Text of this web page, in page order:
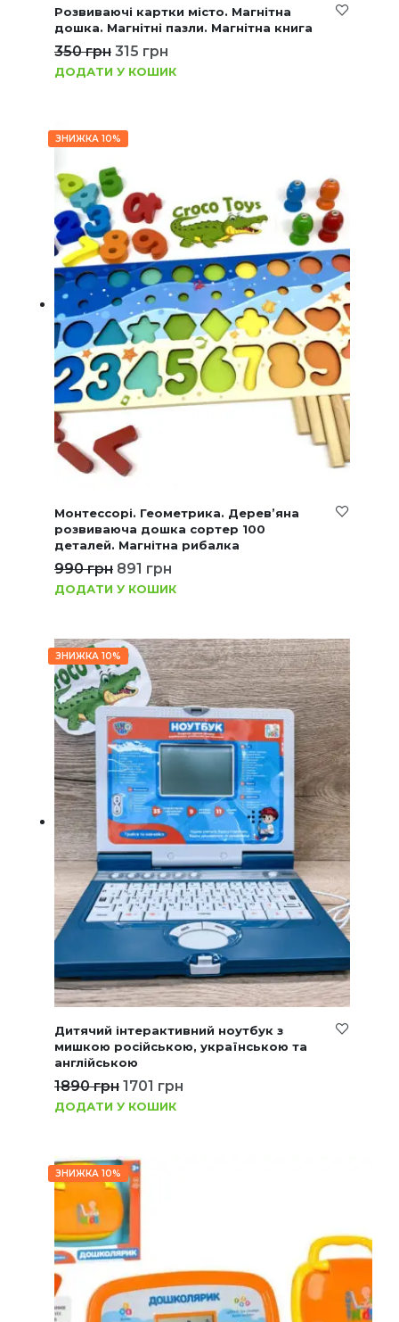
Розвиваючі картки місто. Магнітна
дошка. Магнітні пазли. Магнітна книга
350грн 315 грн
ДОДАТИ У КОШИК
ЗНИЖКА 10%
Монтессорі. Геометрика. Дерев’яна
розвиваюча дошка сортер 100
деталей. Магнітна рибалка
990грн 891 грн
ДОДАТИ У КОШИК
ЗНИЖКА 10%
Дитячий інтерактивний ноутбук з
мишкою російською, українською та
англійською
1890грн 1701 грн
ДОДАТИ У КОШИК
ЗНИЖКА 10%